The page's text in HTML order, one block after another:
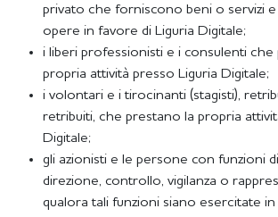
privato che forniscono beni o servizi e
opere in favore di Liguria Digitale;
i liberi professionisti e i consulenti che
propria attività presso Liguria Digitale;
i volontari e i tirocinanti (stagisti),
retribuiti, che prestano la propria
Digitale;
gli azionisti e le persone con funzioni
direzione, controllo, vigilanza o
qualora tali funzioni siano esercitate